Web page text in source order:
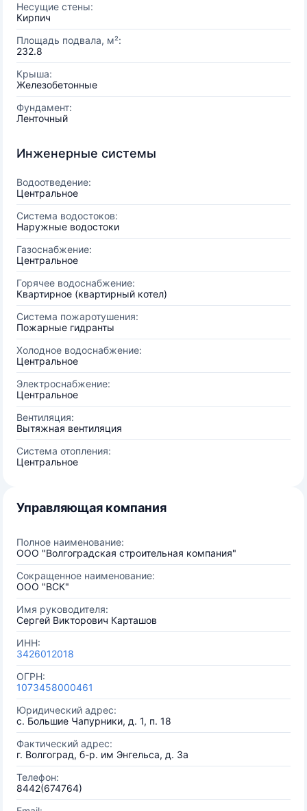
Несущие стены:
Кирпич
Площадь подвала, м²:
232.8
Крыша:
Железобетонные
Фундамент:
Ленточный
Инженерные системы
Водоотведение:
Центральное
Система водостоков:
Наружные водостоки
Газоснабжение:
Центральное
Горячее водоснабжение:
Квартирное (квартирный котел)
Система пожаротушения:
Пожарные гидранты
Холодное водоснабжение:
Центральное
Электроснабжение:
Центральное
Вентиляция:
Вытяжная вентиляция
Система отопления:
Центральное
Управляющая компания
Полное наименование:
ООО "Волгоградская строительная компания"
Сокращенное наименование:
ООО "ВСК"
Имя руководителя:
Сергей Викторович Карташов
ИНН:
3426012018
ОГРН:
1073458000461
Юридический адрес:
с. Большие Чапурники, д. 1, п. 18
Фактический адрес:
г. Волгоград, б-р. им Энгельса, д. 3а
Телефон:
8442(674764)